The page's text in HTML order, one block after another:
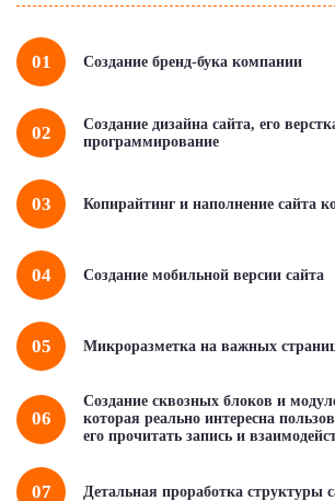
01 Создание бренд-бука компании
02
Создание дизайна сайта, его
программирование
03 Копирайтинг и наполнение сайта
04 Создание мобильной версии сайта
05 Микроразметка на важных
06
Создание сквозных блоков и
которая реально интересна
его прочитать запись и
07 Детальная проработка структуры